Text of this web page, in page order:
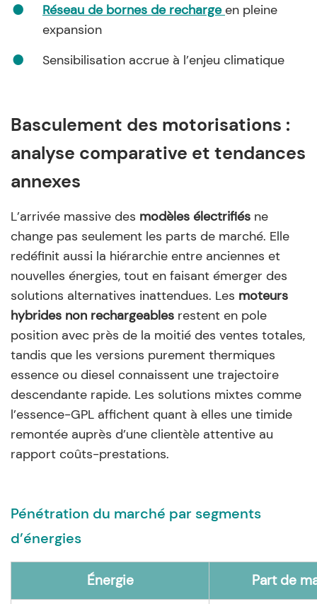
Réseau de bornes de recharge en pleine
expansion
Sensibilisation accrue à l’enjeu climatique
Basculement des motorisations :
analyse comparative et tendances
annexes
L’arrivée massive des modèles électrifiés ne
change pas seulement les parts de marché. Elle
redéfinit aussi la hiérarchie entre anciennes et
nouvelles énergies, tout en faisant émerger des
solutions alternatives inattendues. Les moteurs
hybrides non rechargeables restent en pole
position avec près de la moitié des ventes totales,
tandis que les versions purement thermiques
essence ou diesel connaissent une trajectoire
descendante rapide. Les solutions mixtes comme
l’essence-GPL affichent quant à elles une timide
remontée auprès d’une clientèle attentive au
rapport coûts-prestations.
Pénétration du marché par segments
d’énergies
Énergie Part de